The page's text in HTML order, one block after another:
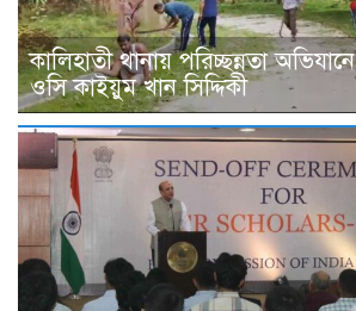
কালিহাতী থানায় পরিচ্ছন্নতা
ওসি কাইয়ুম খান সিদ্দিকী